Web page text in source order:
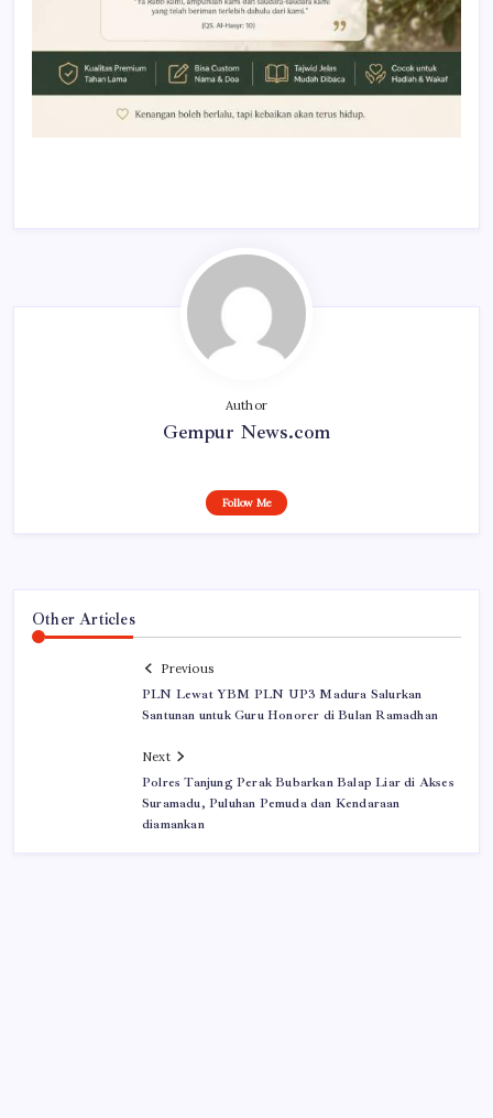
Author
Gempur News.com
Follow Me
Other Articles
Previous
PLN Lewat YBM PLN UP3 Madura Salurkan
Santunan untuk Guru Honorer di Bulan Ramadhan
Next
Polres Tanjung Perak Bubarkan Balap Liar di Akses
Suramadu, Puluhan Pemuda dan Kendaraan
diamankan